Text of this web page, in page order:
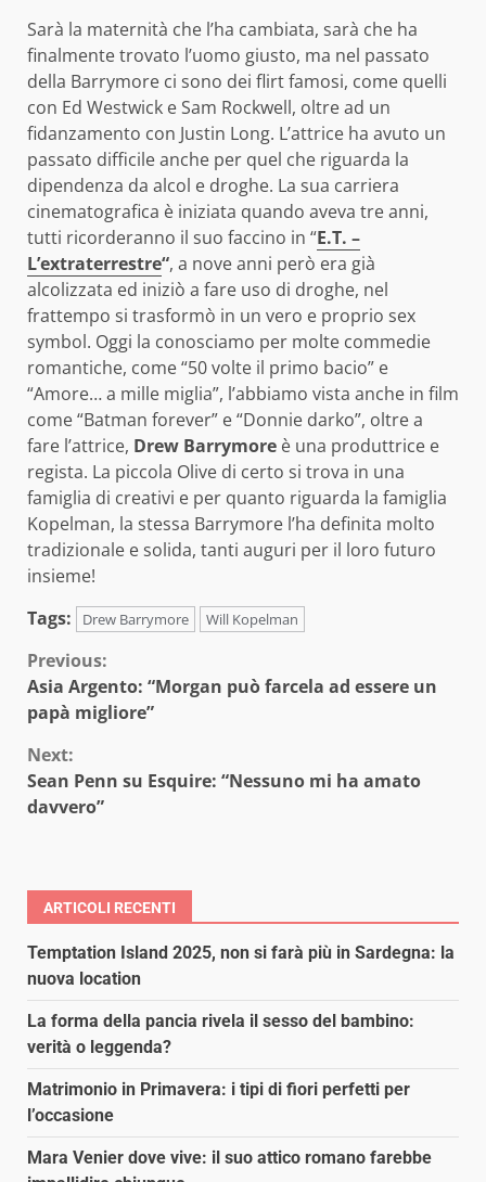
Sarà la maternità che l’ha cambiata, sarà che ha
finalmente trovato l’uomo giusto, ma nel passato
della Barrymore ci sono dei flirt famosi, come quelli
con Ed Westwick e Sam Rockwell, oltre ad un
fidanzamento con Justin Long. L’attrice ha avuto un
passato difficile anche per quel che riguarda la
dipendenza da alcol e droghe. La sua carriera
cinematografica è iniziata quando aveva tre anni,
tutti ricorderanno il suo faccino in “E.T. –
L’extraterrestre“, a nove anni però era già
alcolizzata ed iniziò a fare uso di droghe, nel
frattempo si trasformò in un vero e proprio sex
symbol. Oggi la conosciamo per molte commedie
romantiche, come “50 volte il primo bacio” e
“Amore… a mille miglia”, l’abbiamo vista anche in film
come “Batman forever” e “Donnie darko”, oltre a
fare l’attrice, Drew Barrymore è una produttrice e
regista. La piccola Olive di certo si trova in una
famiglia di creativi e per quanto riguarda la famiglia
Kopelman, la stessa Barrymore l’ha definita molto
tradizionale e solida, tanti auguri per il loro futuro
insieme!
Tags:
Drew Barrymore Will Kopelman
Continue
Reading
Previous:
Asia Argento: “Morgan può farcela ad essere un
papà migliore”
Next:
Sean Penn su Esquire: “Nessuno mi ha amato
davvero”
ARTICOLI RECENTI
Temptation Island 2025, non si farà più in Sardegna: la
nuova location
La forma della pancia rivela il sesso del bambino:
verità o leggenda?
Matrimonio in Primavera: i tipi di fiori perfetti per
l’occasione
Mara Venier dove vive: il suo attico romano farebbe